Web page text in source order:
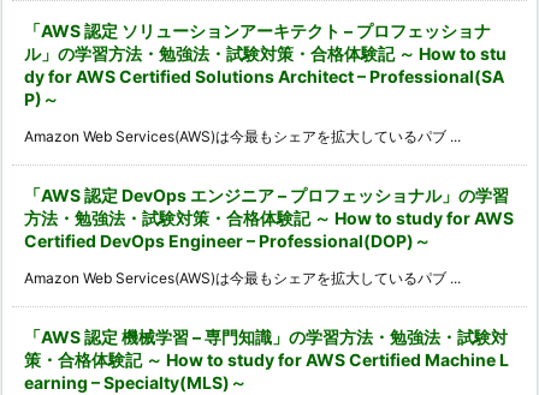
「AWS 認定 ソリューションアーキテクト – プロフェッショナ
ル」の学習方法・勉強法・試験対策・合格体験記 ～ How to stu
dy for AWS Certified Solutions Architect – Professional(SA
P)～
Amazon Web Services(AWS)は今最もシェアを拡大しているパブ ...
「AWS 認定 DevOps エンジニア – プロフェッショナル」の学習
方法・勉強法・試験対策・合格体験記 ～ How to study for AWS
Certified DevOps Engineer – Professional(DOP)～
Amazon Web Services(AWS)は今最もシェアを拡大しているパブ ...
「AWS 認定 機械学習 – 専門知識」の学習方法・勉強法・試験対
策・合格体験記 ～ How to study for AWS Certified Machine L
earning – Specialty(MLS)～